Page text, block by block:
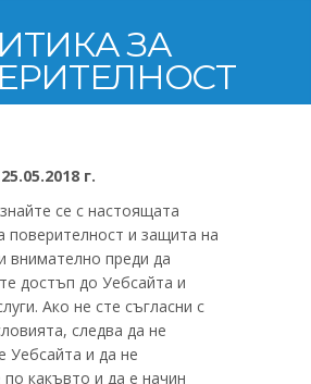
ЗА
г.
се с настоящата
поверителност и защита на
внимателно преди да
достъп до Уебсайта и
Ако не сте съгласни с
следва да не
Уебсайта и да не
по какъвто и да е начин